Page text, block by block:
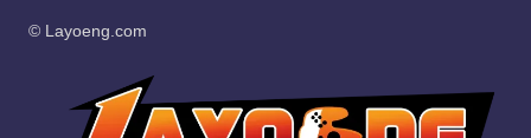
© Layoeng.com